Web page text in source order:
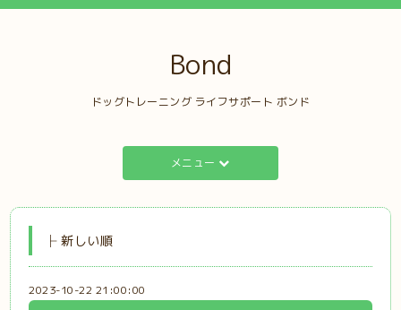
Bond
ドッグトレーニング ライフサポート ボンド
メニュー
├ 新しい順
2023-10-22 21:00:00